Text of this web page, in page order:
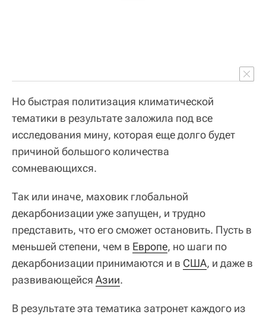
Но быстрая политизация климатической
тематики в результате заложила под все
исследования мину, которая еще долго будет
причиной большого количества
сомневающихся.
Так или иначе, маховик глобальной
декарбонизации уже запущен, и трудно
представить, что его сможет остановить. Пусть в
меньшей степени, чем в Европе, но шаги по
декарбонизации принимаются и в США, и даже в
развивающейся Азии.
В результате эта тематика затронет каждого из